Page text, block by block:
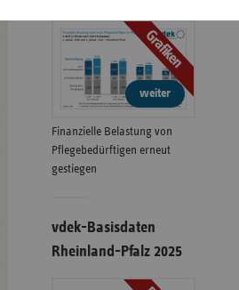
Grafiken
weiter
Finanzielle Belastung von
Pflegebedürftigen erneut
gestiegen
vdek-Basisdaten
Rheinland-Pfalz 2025